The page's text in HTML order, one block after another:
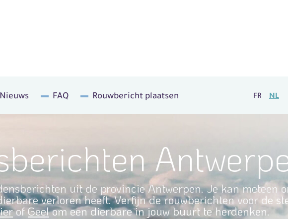
Nieuws FAQ Rouwbericht plaatsen FR
NL
uit de provincie Antwerpen. Je kan meteen
verloren heeft. Verfijn de rouwberichten voor de
of Geelom een dierbare in jouw buurt te herdenken.